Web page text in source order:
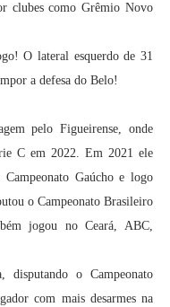
clubes como Grêmio Novo
O lateral esquerdo de 31
a defesa do Belo!
pelo Figueirense, onde
C em 2022. Em 2021 ele
Gaúcho e logo
o Campeonato Brasileiro
jogou no Ceará, ABC,
disputando o Campeonato
com mais desarmes na